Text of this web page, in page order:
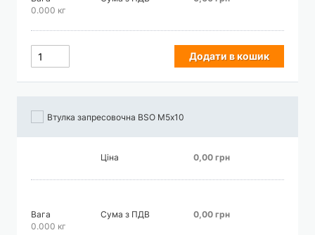
0.000 кг
Додати в кошик
Втулка запресовочна BSO М5х10
Ціна 0,00 грн
Вага
0.000 кг
Сума з ПДВ 0,00 грн